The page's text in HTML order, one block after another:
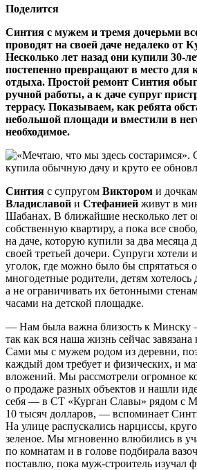
Поделится
Синтия с мужем и тремя дочерьми
проводят на своей даче недалеко от
Несколько лет назад они купили 30-
постепенно превращают в место для
отдыха. Простой ремонт Синтия
ручной работы, а к даче супруг
террасу. Показываем, как ребята
небольшой площади и вместили в
необходимое.
Синтия с супругом Виктором и
Владиславой и Стефанией живут в
Шабанах. В ближайшие несколько лет
собственную квартиру, а пока все
на даче, которую купили за два месяца
своей третьей дочери. Супруги хотели
уголок, где можно было бы спрятаться
многодетные родители, детям хотелось
а не ограничивать их бетонными
часами на детской площадке.
— Нам была важна близость к
так как вся наша жизнь сейчас
Сами мы с мужем родом из деревни,
каждый дом требует и физических, и
вложений. Мы рассмотрели огромное
о продаже разных объектов и нашли
себя — в СТ «Курган Славы» рядом с
10 тысяч долларов, — вспоминает
На улице распускались нарциссы,
зеленое. Мы мгновенно влюбились в
по комнатам и в голове подбирала
поставлю, пока муж-строитель изучал